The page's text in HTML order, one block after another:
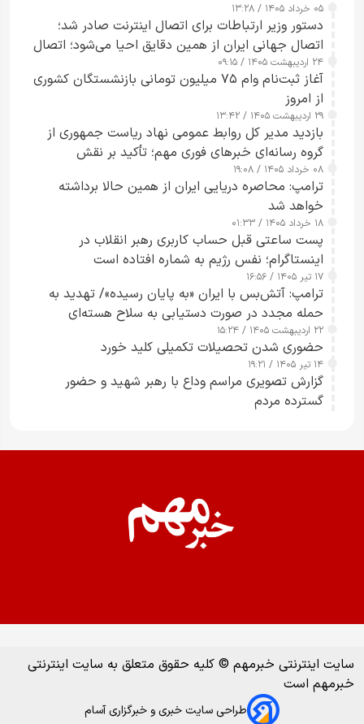
۰۵ خرداد ۱۴۰۵ / ۱۳:۲۸
دستور وزیر ارتباطات برای اتصال اینترنت صادر شد؛
اتصال جهانی ایران از همین دقایق احیا می‌شود؛ اتصال
کامل مردم تا ۲۴ ساعت آینده
۲۴ اردیبهشت ۱۴۰۵ / ۰۹:۱۵
آغاز ثبت‌نام وام ۷۵ میلیون تومانی بازنشستگان کشوری
از امروز
۲۹ اردیبهشت ۱۴۰۵ / ۱۳:۴۲
بازدید مدیر کل روابط عمومی نهاد ریاست جمهوری از
گروه رسانه‌ای خبرهای فوری مهم؛ تأکید بر نقش
رسانه‌های هوشمند و مسئول در ارتقای آگاهی عمومی
۰۸ خرداد ۱۴۰۵ / ۱۹:۰۸
ترامپ: محاصره دریایی ایران از همین حالا برداشته
خواهد شد
۱۸ خرداد ۱۴۰۵ / ۰۱:۳۳
پست ساعتی قبل حساب کاربری رهبر انقلاب در
اینستاگرام؛ نفس رژیم به شماره افتاده است​
۱۷ تیر ۱۴۰۵ / ۱۶:۵۶
ترامپ: آتش‌بس با ایران «به پایان رسیده»/ تهدید به
حمله مجدد در صورت دستیابی به سلاح هسته‌ای
۲۲ اردیبهشت ۱۴۰۵ / ۱۵:۲۴
حضوری شدن تحصیلات تکمیلی کلید خورد
۱۴ تیر ۱۴۰۵ / ۱۹:۲۱
گزارش تصویری مراسم وداع با رهبر شهید و حضور
گسترده مردم
سایت اینترنتی خبرمهم © کلیه حقوق متعلق به سایت اینترنتی
خبرمهم است
طراحی سایت خبری و خبرگزاری آسام